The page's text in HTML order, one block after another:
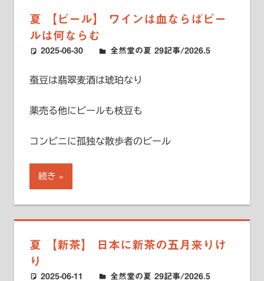
夏 【ビール】 ワインは血ならばビー
ルは何ならむ
2025-06-30 ハードエッジ
全然堂の夏 29記事/2026.5
蚕豆は翡翠麦酒は琥珀なり
薬売る他にビールも枝豆も
コンビニに孤独な散歩者のビール
続き
夏 【新茶】 日本に新茶の五月来りけ
り
2025-06-11 ハードエッジ
全然堂の夏 29記事/2026.5